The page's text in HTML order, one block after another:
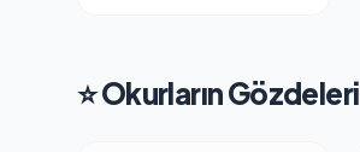
⭐ Okurların Gözdeleri